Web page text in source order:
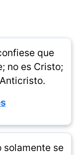
que
no es Cristo;
solamente se